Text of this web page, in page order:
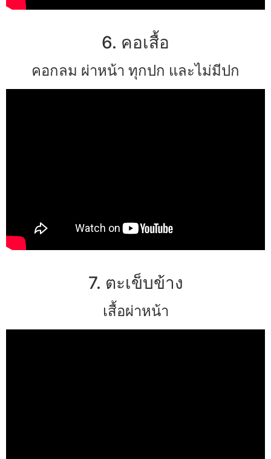
6. คอเสื้อ
คอกลม ผ่าหน้า ทุกปก และไม่มีปก
7. ตะเข็บข้าง
เสื้อผ่าหน้า